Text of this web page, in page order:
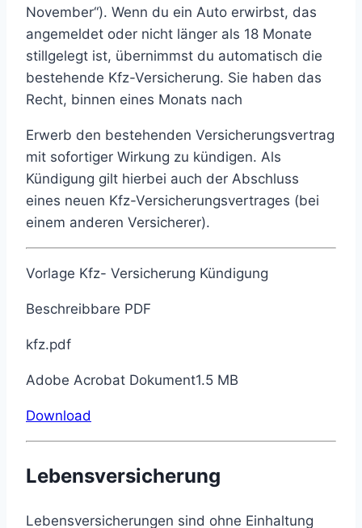
November“). Wenn du ein Auto erwirbst, das
angemeldet oder nicht länger als 18 Monate
stillgelegt ist, übernimmst du automatisch die
bestehende Kfz-Versicherung. Sie haben das
Recht, binnen eines Monats nach
Erwerb den bestehenden Versicherungsvertrag
mit sofortiger Wirkung zu kündigen. Als
Kündigung gilt hierbei auch der Abschluss
eines neuen Kfz-Versicherungsvertrages (bei
einem anderen Versicherer).
Vorlage Kfz- Versicherung Kündigung
Beschreibbare PDF
kfz.pdf
Adobe Acrobat Dokument1.5 MB
Download
Lebensversicherung
Lebensversicherungen sind ohne Einhaltung